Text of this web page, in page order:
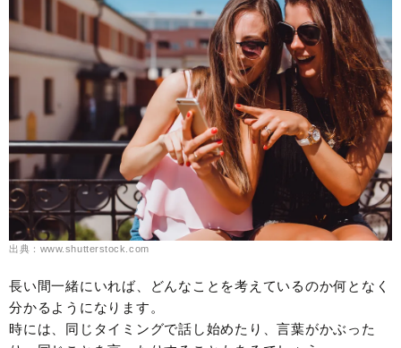
出典：www.shutterstock.com
長い間一緒にいれば、どんなことを考えているのか何となく
分かるようになります。
時には、同じタイミングで話し始めたり、言葉がかぶった